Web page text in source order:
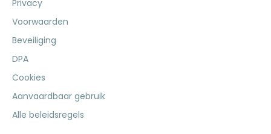
Privacy
Voorwaarden
Beveiliging
DPA
Cookies
Aanvaardbaar gebruik
Alle beleidsregels